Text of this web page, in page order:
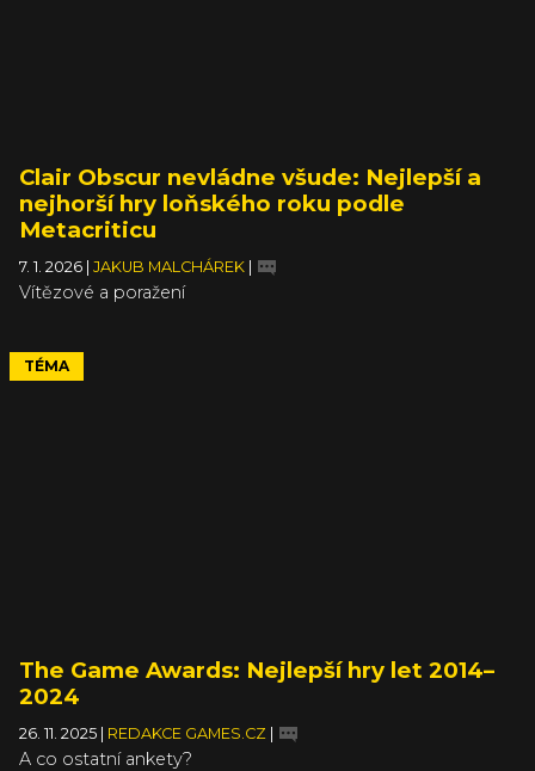
Clair Obscur nevládne všude: Nejlepší a
nejhorší hry loňského roku podle
Metacriticu
7. 1. 2026 | JAKUB MALCHÁREK |
Vítězové a poražení
TÉMA
The Game Awards: Nejlepší hry let 2014–
2024
26. 11. 2025 | REDAKCE GAMES.CZ |
A co ostatní ankety?